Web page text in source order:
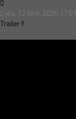
jeu. 12 févr. 2026 17:01
Trailer !!